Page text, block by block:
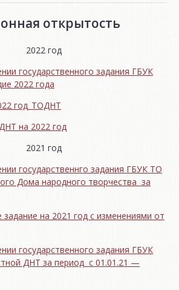
открытость
2022 год
государственного задания ГБУК
2022 года
год_ТОДНТ
на 2022 год
2021 год
государственнго задания ГБУК ТО
Дома народного творчества за
задание на 2021 год с изменениями от
государственного задания ГБУК
ДНТ за период с 01.01.21 —